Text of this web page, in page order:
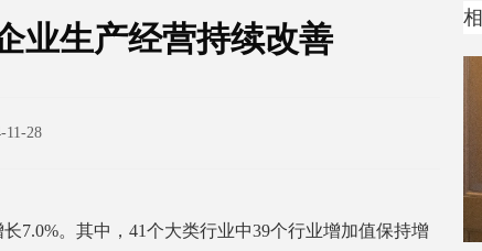
业生产经营持续改善
11-28
7.0%。其中，41个大类行业中39个行业增加值保持增